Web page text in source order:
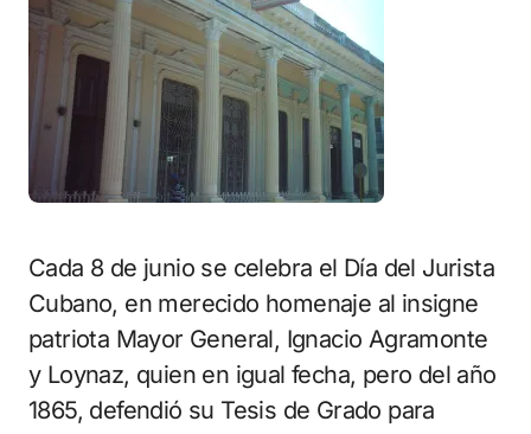
Cada 8 de junio se celebra el Día del Jurista
Cubano, en merecido homenaje al insigne
patriota Mayor General, Ignacio Agramonte
y Loynaz, quien en igual fecha, pero del año
1865, defendió su Tesis de Grado para